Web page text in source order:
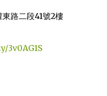
路二段41號2樓
3v0AG1S